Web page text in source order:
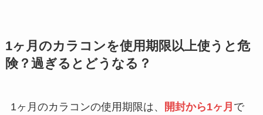
1ヶ月のカラコンを使用期限以上使うと危
険？過ぎるとどうなる？
1ヶ月のカラコンの使用期限は、 開封から1ヶ月 で